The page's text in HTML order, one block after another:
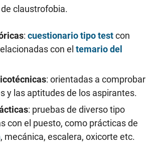
claustrofobia.
: cuestionario tipo testcon
con el temario del
: orientadas a comprobar
y las aptitudes de los aspirantes.
: pruebas de diverso tipo
con el puesto, como prácticas de
, mecánica, escalera, oxicorte etc.